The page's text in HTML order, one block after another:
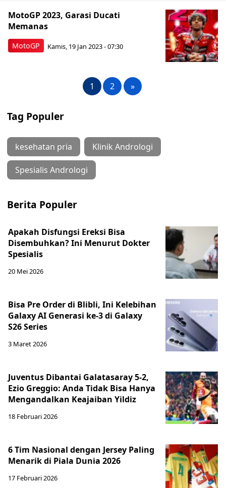
MotoGP
MotoGP 2023, Garasi Ducati
Memanas
Kamis, 19 Jan 2023 - 07:30
1 2 »
Tag Populer
kesehatan pria Klinik Andrologi
Spesialis Andrologi
Berita Populer
Apakah Disfungsi Ereksi Bisa
Disembuhkan? Ini Menurut Dokter
Spesialis
20 Mei 2026
Bisa Pre Order di Blibli, Ini Kelebihan
Galaxy AI Generasi ke-3 di Galaxy
S26 Series
3 Maret 2026
Juventus Dibantai Galatasaray 5-2,
Ezio Greggio: Anda Tidak Bisa Hanya
Mengandalkan Keajaiban Yildiz
18 Februari 2026
6 Tim Nasional dengan Jersey Paling
Menarik di Piala Dunia 2026
17 Februari 2026